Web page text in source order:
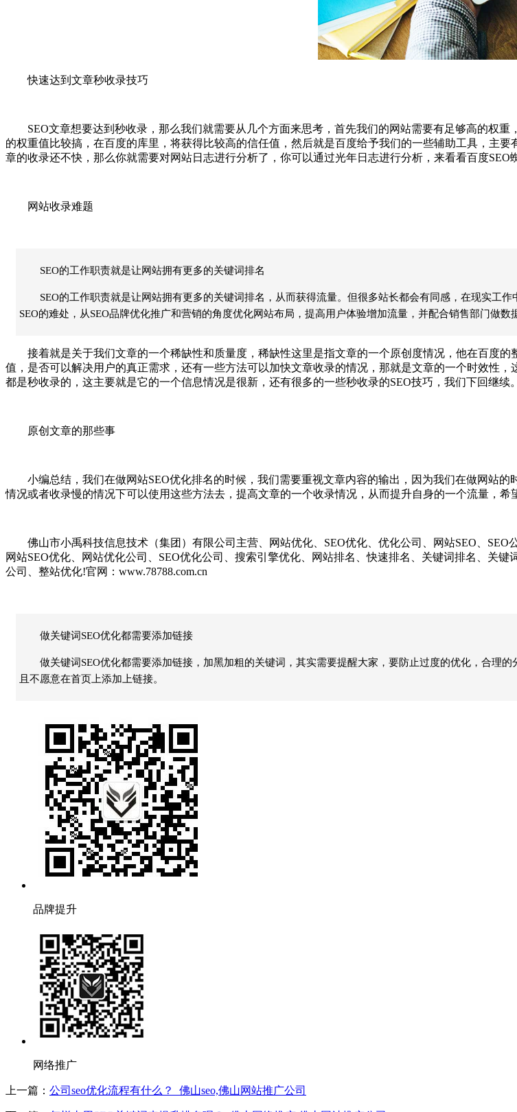
快速达到文章秒收录技巧
SEO文章想要达到秒收录，那么我们就需要从几个方面来思考，首先我们的网站需要有足够高的权重
的权重值比较搞，在百度的库里，将获得比较高的信任值，然后就是百度给予我们的一些辅助工具，主
章的收录还不快，那么你就需要对网站日志进行分析了，你可以通过光年日志进行分析，来看看百度SEO
网站收录难题
SEO的工作职责就是让网站拥有更多的关键词排名
SEO的工作职责就是让网站拥有更多的关键词排名，从而获得流量。但很多站长都会有同感，在现实工
SEO的难处，从SEO品牌优化推广和营销的角度优化网站布局，提高用户体验增加流量，并配合销售部门做数
接着就是关于我们文章的一个稀缺性和质量度，稀缺性这里是指文章的一个原创度情况，他在百度的
值，是否可以解决用户的真正需求，还有一些方法可以加快文章收录的情况，那就是文章的一个时效性
都是秒收录的，这主要就是它的一个信息情况是很新，还有很多的一些秒收录的SEO技巧，我们下回继续。
原创文章的那些事
小编总结，我们在做网站SEO优化排名的时候，我们需要重视文章内容的输出，因为我们在做网站的
情况或者收录慢的情况下可以使用这些方法去，提高文章的一个收录情况，从而提升自身的一个流量，希
佛山市小禹科技信息技术（集团）有限公司主营、网站优化、SEO优化、优化公司、网站SEO、SEO
网站SEO优化、网站优化公司、SEO优化公司、搜索引擎优化、网站排名、快速排名、关键词排名、关
公司、整站优化!官网：www.78788.com.cn
做关键词SEO优化都需要添加链接
做关键词SEO优化都需要添加链接，加黑加粗的关键词，其实需要提醒大家，要防止过度的优化，合理
且不愿意在首页上添加上链接。
品牌提升
网络推广
上一篇： 公司seo优化流程有什么？_佛山seo,佛山网站推广公司